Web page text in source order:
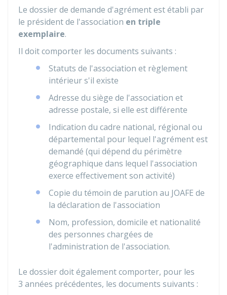
Le dossier de demande d'agrément est établi par
le président de l'association en triple
exemplaire.
Il doit comporter les documents suivants :
Statuts de l'association et règlement
intérieur s'il existe
Adresse du siège de l'association et
adresse postale, si elle est différente
Indication du cadre national, régional ou
départemental pour lequel l'agrément est
demandé (qui dépend du périmètre
géographique dans lequel l'association
exerce effectivement son activité)
Copie du témoin de parution au JOAFE de
la déclaration de l'association
Nom, profession, domicile et nationalité
des personnes chargées de
l'administration de l'association.
Le dossier doit également comporter, pour les
3 années précédentes, les documents suivants :